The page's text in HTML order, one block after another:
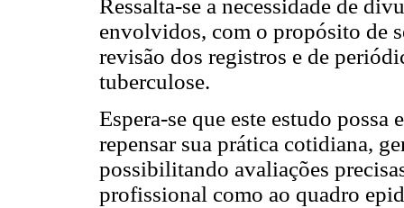
Ressalta-se a necessidade de
envolvidos, com o propósito de
revisão dos registros e de
tuberculose.
Espera-se que este estudo
repensar sua prática cotidiana,
possibilitando avaliações
profissional como ao quadro